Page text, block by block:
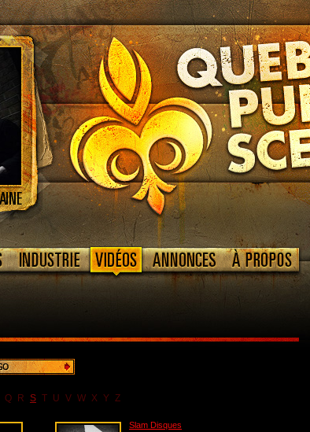
Q R S T U V W X Y Z
Slam Disques